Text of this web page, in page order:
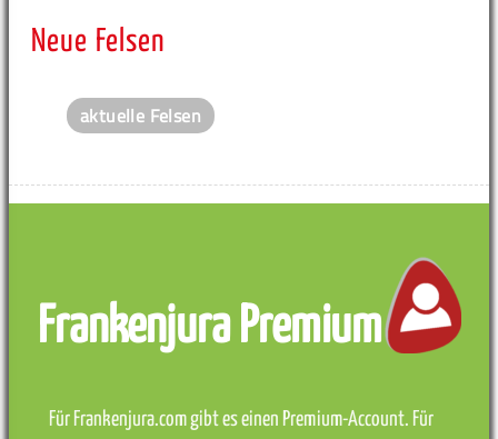
Neue Felsen
aktuelle Felsen
Frankenjura Premium
Für Frankenjura.com gibt es einen Premium-Account. Für